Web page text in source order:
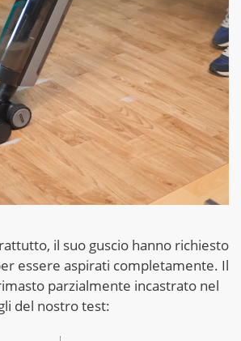
il suo guscio hanno richiesto
essere aspirati completamente. Il
parzialmente incastrato nel
del nostro test: